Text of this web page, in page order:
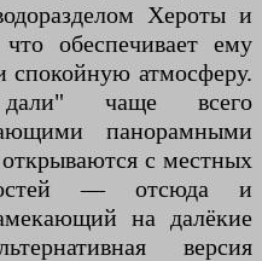
Хероты и
обеспечивает ему
спокойную атмосферу.
чаще всего
панорамными
с местных
— отсюда и
на далёкие
версия